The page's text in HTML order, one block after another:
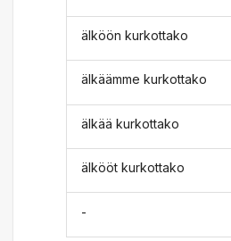
älköön kurkottako
älkäämme kurkottako
älkää kurkottako
älkööt kurkottako
-